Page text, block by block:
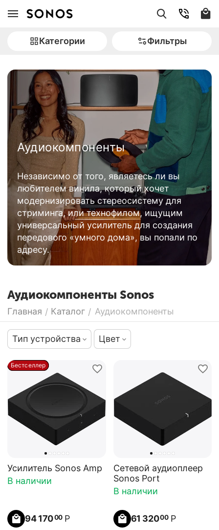
Категории Фильтры
Аудиокомпоненты
Независимо от того, являетесь ли вы
любителем винила, который хочет
модернизировать стереосистему для
стриминга, или технофилом, ищущим
универсальный усилитель для создания
передового «умного дома», вы попали по
адресу.
Аудиокомпоненты Sonos
Главная / Каталог / Аудиокомпоненты
Тип устройства Цвет
Бестселлер
Усилитель Sonos Amp
В наличии
94 17000 Р
Сетевой аудиоплеер
Sonos Port
В наличии
61 32000 Р